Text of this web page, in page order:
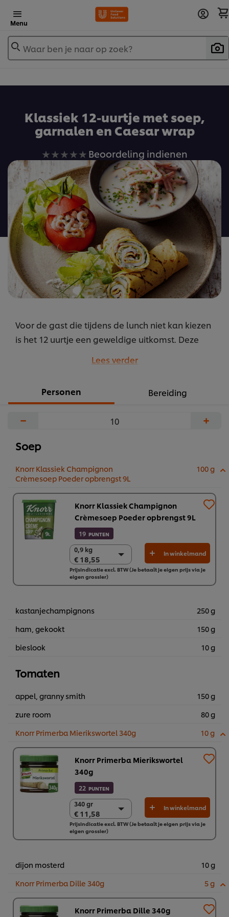
Menu
Waar ben je naar op zoek?
Klassiek 12-uurtje met soep,
garnalen en Caesar wrap
Geen
beoordelingen
ingediend
voor
deze
recipe
Beoordeling indienen
Voor de gast die tijdens de lunch niet kan kiezen
is het 12 uurtje een geweldige uitkomst. Deze
Lees verder
Personen Bereiding
− +
Soep
Knorr Klassiek Champignon
Crèmesoep Poeder opbrengst 9L
100 g
Knorr Klassiek Champignon
Crèmesoep Poeder opbrengst 9L
19 PUNTEN
0,9 kg
€ 18,55
0,9 kg
€ 18,55
6 x 0,9 kg
€ 111,30
In winkelmand
Prijsindicatie excl. BTW (Je betaalt je eigen prijs via je
eigen grossier)
kastanjechampignons
250 g
ham, gekookt
150 g
bieslook
10 g
Tomaten
appel, granny smith
150 g
zure room
80 g
Knorr Primerba Mierikswortel 340g
10 g
Knorr Primerba Mierikswortel
340g
22 PUNTEN
340 gr
€ 11,58
340 gr
€ 11,58
2 x 340 gr
€ 23,15
In winkelmand
Prijsindicatie excl. BTW (Je betaalt je eigen prijs via je
eigen grossier)
dijon mosterd
10 g
Knorr Primerba Dille 340g
5 g
Knorr Primerba Dille 340g